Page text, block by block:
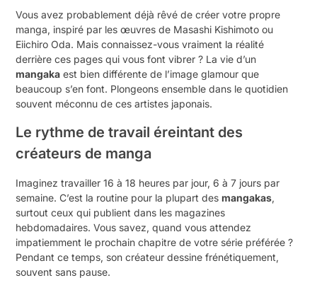
Vous avez probablement déjà rêvé de créer votre propre
manga, inspiré par les œuvres de Masashi Kishimoto ou
Eiichiro Oda. Mais connaissez-vous vraiment la réalité
derrière ces pages qui vous font vibrer ? La vie d’un
mangaka est bien différente de l’image glamour que
beaucoup s’en font. Plongeons ensemble dans le quotidien
souvent méconnu de ces artistes japonais.
Le rythme de travail éreintant des
créateurs de manga
Imaginez travailler 16 à 18 heures par jour, 6 à 7 jours par
semaine. C’est la routine pour la plupart desmangakas,
surtout ceux qui publient dans les magazines
hebdomadaires. Vous savez, quand vous attendez
impatiemment le prochain chapitre de votre série préférée ?
Pendant ce temps, son créateur dessine frénétiquement,
souvent sans pause.